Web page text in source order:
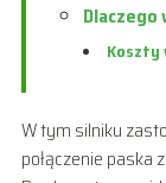
Koszty
W tym silniku
połączenie paska